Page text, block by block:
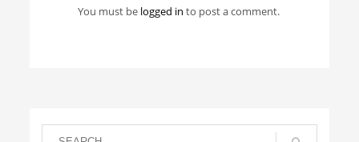
You must be logged into post a comment.